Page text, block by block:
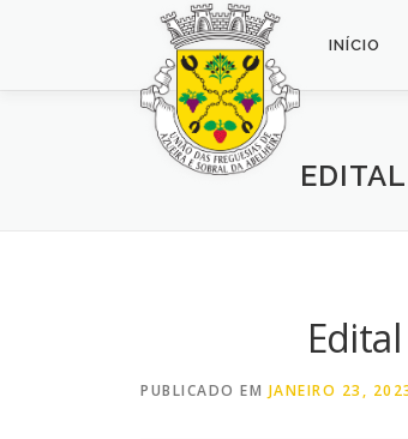
INÍCIO
PUBLICADO EM JANEIRO 23,